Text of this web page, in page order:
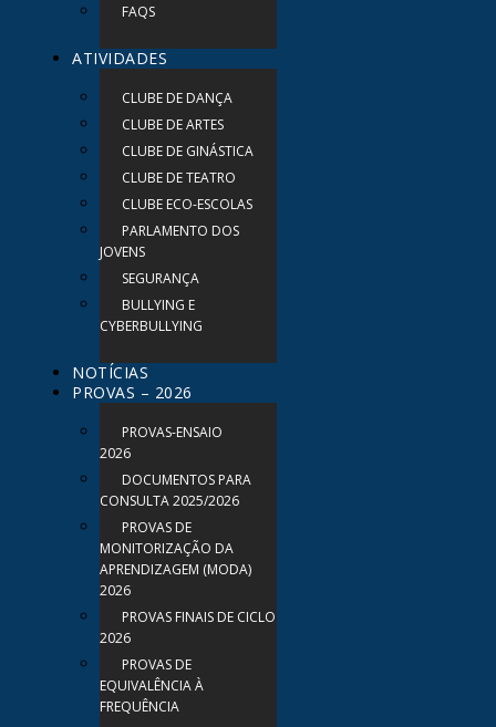
FAQS
ATIVIDADES
CLUBE DE DANÇA
CLUBE DE ARTES
CLUBE DE GINÁSTICA
CLUBE DE TEATRO
CLUBE ECO-ESCOLAS
PARLAMENTO DOS
JOVENS
SEGURANÇA
BULLYING E
CYBERBULLYING
NOTÍCIAS
PROVAS – 2026
PROVAS-ENSAIO
2026
DOCUMENTOS PARA
CONSULTA 2025/2026
PROVAS DE
MONITORIZAÇÃO DA
APRENDIZAGEM (MODA)
2026
PROVAS FINAIS DE CICLO
2026
PROVAS DE
EQUIVALÊNCIA À
FREQUÊNCIA